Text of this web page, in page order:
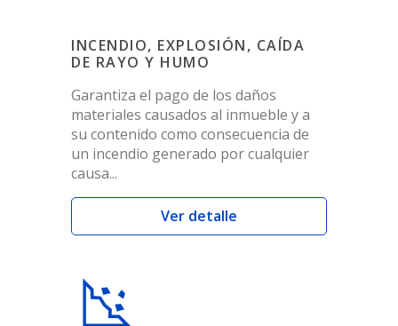
INCENDIO, EXPLOSIÓN, CAÍDA
DE RAYO Y HUMO
Garantiza el pago de los daños
materiales causados al inmueble y a
su contenido como consecuencia de
un incendio generado por cualquier
causa...
Ver detalle